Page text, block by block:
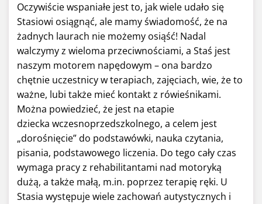
Oczywiście wspaniałe jest to, jak wiele udało się
Stasiowi osiągnąć, ale mamy świadomość, że na
żadnych laurach nie możemy osiąść! Nadal
walczymy z wieloma przeciwnościami, a Staś jest
naszym motorem napędowym – ona bardzo
chętnie uczestnicy w terapiach, zajęciach, wie, że to
ważne, lubi także mieć kontakt z rówieśnikami.
Można powiedzieć, że jest na etapie
dziecka wczesnoprzedszkolnego, a celem jest
„dorośnięcie” do podstawówki, nauka czytania,
pisania, podstawowego liczenia. Do tego cały czas
wymaga pracy z rehabilitantami nad motoryką
dużą, a także małą, m.in. poprzez terapię ręki. U
Stasia występuje wiele zachowań autystycznych i